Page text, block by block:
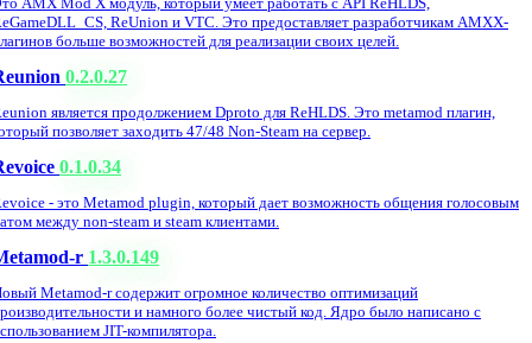
ReUnion и VTC. Это предоставляет разработчикам AMXX-
больше возможностей для реализации своих целей.
0.2.0.27
является продолжением Dproto для ReHLDS. Это metamod плагин,
позволяет заходить 47/48 Non-Steam на сервер.
0.1.0.34
- это Metamod plugin, который дает возможность общения голосовым
между non-steam и steam клиентами.
r 1.3.0.149
Metamod-r содержит огромное количество оптимизаций
и намного более чистый код. Ядро было написано с
JIT-компилятора.